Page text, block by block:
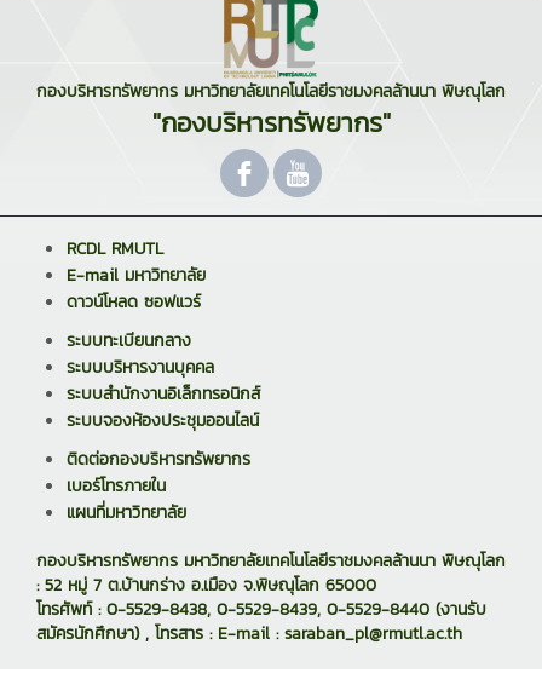
กองบริหารทรัพยากร มหาวิทยาลัยเทคโนโลยีราชมงคลล้านนา พิษณุโลก
"กองบริหารทรัพยากร"
RCDL RMUTL
E-mail มหาวิทยาลัย
ดาวน์โหลด ซอฟแวร์
ระบบทะเบียนกลาง
ระบบบริหารงานบุคคล
ระบบสำนักงานอิเล็กทรอนิกส์
ระบบจองห้องประชุมออนไลน์
ติดต่อกองบริหารทรัพยากร
เบอร์โทรภายใน
แผนที่มหาวิทยาลัย
กองบริหารทรัพยากร มหาวิทยาลัยเทคโนโลยีราชมงคลล้านนา พิษณุโลก
: 52 หมู่ 7 ต.บ้านกร่าง อ.เมือง จ.พิษณุโลก 65000
โทรศัพท์ : 0-5529-8438, 0-5529-8439, 0-5529-8440 (งานรับ
สมัครนักศึกษา) , โทรสาร : E-mail : saraban_pl@rmutl.ac.th